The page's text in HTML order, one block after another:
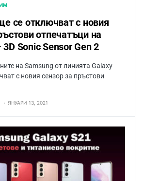
се отключват с новия
отпечатъци на
Sonic Sensor Gen 2
на Samsung от линията Galaxy
с новия сензор за пръстови
ЯНУАРИ 13, 2021